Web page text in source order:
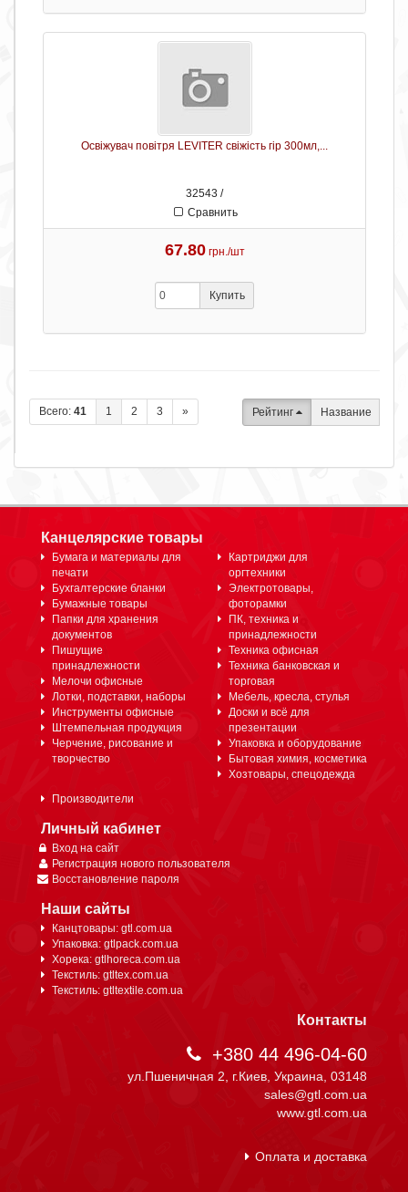
Освіжувач повітря LEVITER свіжість гір 300мл,...
32543 /
Сравнить
67.80 грн./шт
Купить
Всего: 41 1 2 3 » Рейтинг Название
Канцелярские товары
Бумага и материалы для
печати
Бухгалтерские бланки
Бумажные товары
Папки для хранения
документов
Пишущие
принадлежности
Мелочи офисные
Лотки, подставки, наборы
Инструменты офисные
Штемпельная продукция
Черчение, рисование и
творчество
Картриджи для
оргтехники
Электротовары,
фоторамки
ПК, техника и
принадлежности
Техника офисная
Техника банковская и
торговая
Мебель, кресла, стулья
Доски и всё для
презентации
Упаковка и оборудование
Бытовая химия, косметика
Хозтовары, спецодежда
Производители
Личный кабинет
Вход на сайт
Регистрация нового пользователя
Восстановление пароля
Наши сайты
Канцтовары: gtl.com.ua
Упаковка: gtlpack.com.ua
Хорека: gtlhoreca.com.ua
Текстиль: gtltex.com.ua
Текстиль: gtltextile.com.ua
Контакты
+380 44 496-04-60
ул.Пшеничная 2, г.Киев, Украина, 03148
sales@gtl.com.ua
www.gtl.com.ua
Оплата и доставка